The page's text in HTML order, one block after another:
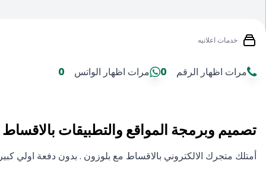
خدمات اعلانيه
مرات اظهار الرقم 0 مرات اظهار الواتس 0
تصميم وبرمجة المواقع والتطبيقات بالاقساط
أمتلك متجرك الالكتروني بالاقساط مع بلوزون . بدون دفعة اولي كبيرة .